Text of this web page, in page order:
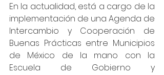
En la actualidad, está a cargo de la
implementación de una Agenda de
Intercambio y Cooperación de
Buenas Prácticas entre Municipios
de México de la mano con la
Escuela de Gobierno y